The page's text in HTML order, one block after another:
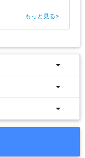
もっと見る>
arrow_drop_down
arrow_drop_down
arrow_drop_down